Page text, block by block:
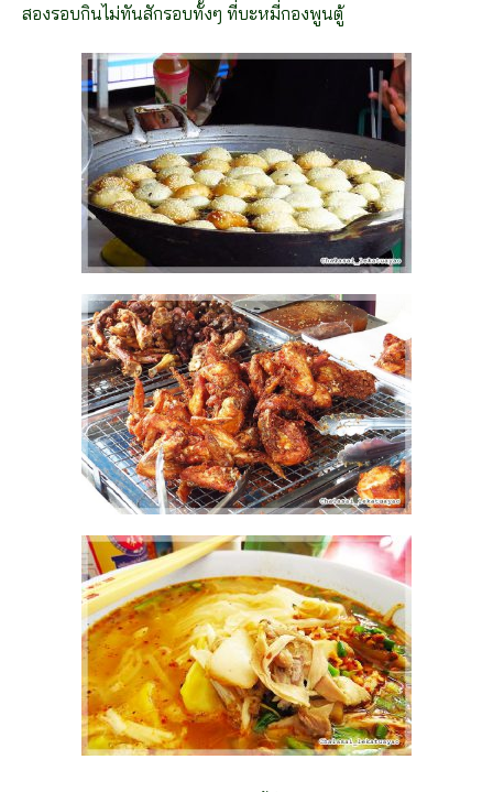
สองรอบกินไม่ทันสักรอบทั้งๆ ที่บะหมี่กองพูนตู้